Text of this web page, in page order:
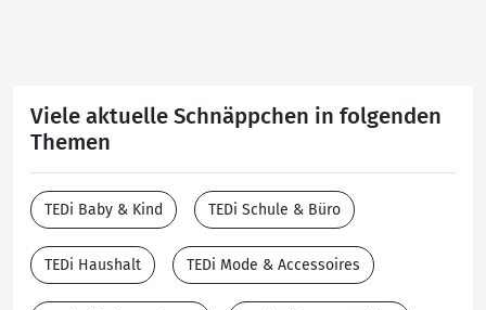
Viele aktuelle Schnäppchen in folgenden
Themen
TEDi Baby & Kind TEDi Schule & Büro
TEDi Haushalt TEDi Mode & Accessoires